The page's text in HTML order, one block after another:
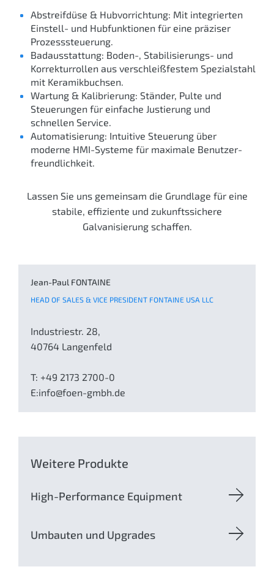
Abstreifdüse & Hubvorrichtung: Mit integrierten
Einstell- und Hubfunktionen für eine präziser
Prozesssteuerung.
Badausstattung: Boden-, Stabilisierungs- und
Korrekturrollen aus verschleiß­festem Spezialstahl
mit Keramik­buchsen.
Wartung & Kalibrierung: Ständer, Pulte und
Steuerungen für einfache Justierung und
schnellen Service.
Automatisierung: Intuitive Steuerung über
moderne HMI-Systeme für maximale Benutzer­
freundlichkeit.
Lassen Sie uns gemeinsam die Grundlage für eine
stabile, effiziente und zukunfts­sichere
Galvanisierung schaffen.
Jean-Paul FONTAINE
HEAD OF SALES & VICE PRESIDENT FONTAINE USA LLC
Industriestr. 28,
40764 Langenfeld
T: +49 2173 2700-0
E:info@foen-gmbh.de
Weitere Produkte
High-Performance Equipment
Umbauten und Upgrades